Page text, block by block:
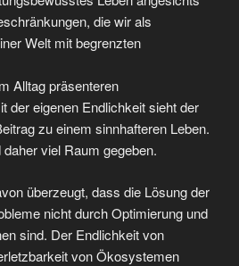
die wir als
Welt mit begrenzten
Alltag präsenteren
der eigenen Endlichkeit sieht der
zu einem sinnhafteren Leben.
daher viel Raum gegeben.
überzeugt, dass die Lösung der
nicht durch Optimierung und
sind. Der Endlichkeit von
von Ökosystemen